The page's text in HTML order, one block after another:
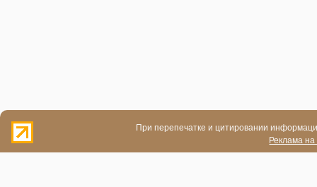
При перепечатке и цитировании
Реклама на